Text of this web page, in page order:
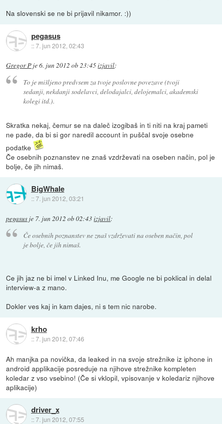
Na slovenski se ne bi prijavil nikamor. :))
pegasus
::7. jun 2012, 02:43
Gregor P je6. jun 2012 ob 23:45izjavil:
To je mišljeno predvsem za tvoje poslovne povezave (tvoji
sedanji, nekdanji sodelavci, delodajalci, delojemalci, akademski
kolegi itd.).
Skratka nekaj, čemur se na daleč izogibaš in ti niti na kraj pameti
ne pade, da bi si gor naredil account in puščal svoje osebne
podatke
Če osebnih poznanstev ne znaš vzdrževati na oseben način, pol je
bolje, če jih nimaš.
BigWhale
::7. jun 2012, 03:21
pegasus je 7. jun 2012 ob 02:43izjavil:
Če osebnih poznanstev ne znaš vzdrževati na oseben način, pol
je bolje, če jih nimaš.
Ce jih jaz ne bi imel v Linked Inu, me Google ne bi poklical in delal
interview-a z mano.
Dokler ves kaj in kam dajes, ni s tem nic narobe.
krho
::7. jun 2012, 07:46
Ah manjka pa novička, da leaked in na svoje strežnike iz iphone in
android applikacije posreduje na njihove strežnike kompleten
koledar z vso vsebino! (Če si vklopil, vpisovanje v koledariz njihove
aplikacije)
driver_x
::7. jun 2012, 07:55